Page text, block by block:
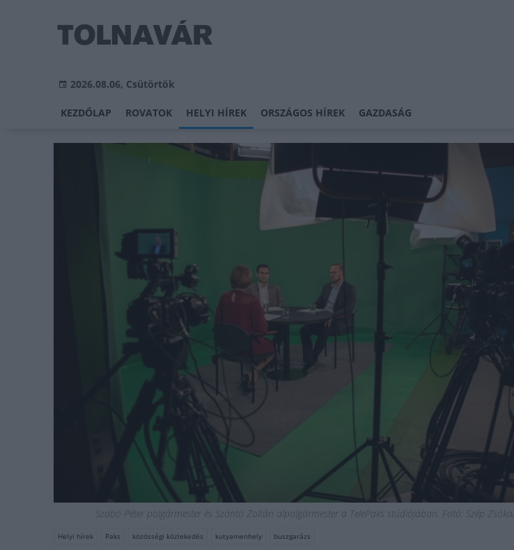
2026.08.06, Csütörtök
KEZDŐLAP ROVATOK HELYI HÍREK ORSZÁGOS HÍREK GAZDASÁG
Szabó Péter polgármester és Szántó Zoltán alpolgármester a TelePaks stúdiójában. Fotó: Szép
Helyi hírek Paks közösségi közlekedés kutyamenhely buszgarázs